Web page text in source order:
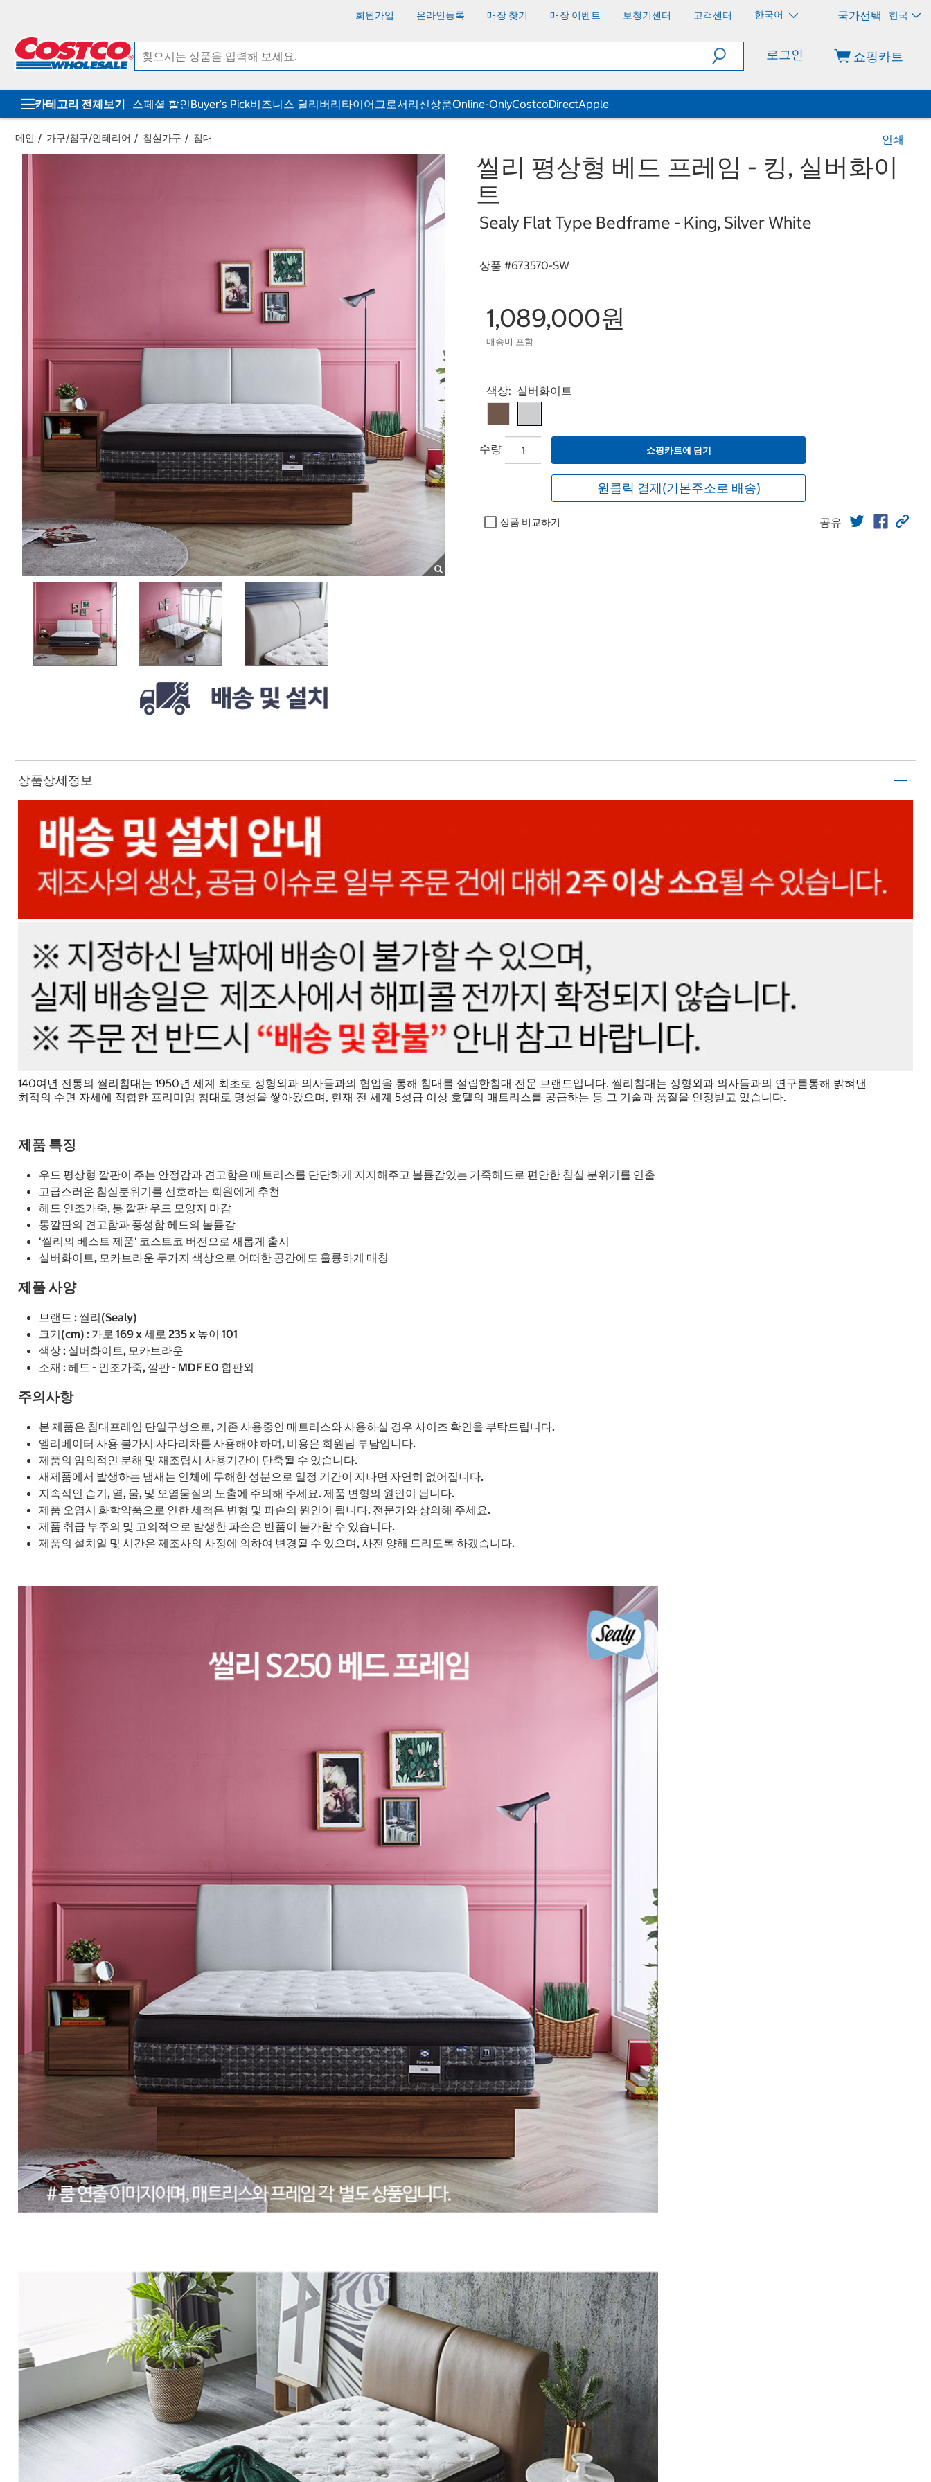
회원가입 온라인등록 매장 찾기 매장 이벤트 보청기센터 고객센터 한국어 한국
로그인 쇼핑카트
카테고리 전체보기 스페셜 할인Buyer's Pick비즈니스 딜리버리타이어그로서리신상품Online-OnlyCostcoDirectApple
메인 가구/침구/인테리어 침실가구 침대 인쇄
씰리 평상형 베드 프레임 - 킹, 실버화이
트
Sealy Flat Type Bedframe - King, Silver White
상품 #673570-SW
1,089,000원
배송비 포함
Select product
색상: 실버화이트
수량 쇼핑카트에 담기
원클릭 결제(기본주소로 배송)
상품 비교하기 공유
상품상세정보
140여년 전통의 씰리침대는 1950년 세계 최초로 정형외과 의사들과의 협업을 통해 침대를 설립한침대 전문 브랜드입니다. 씰리침대는 정형외과 의사들과의 연구를통해 밝혀낸
최적의 수면 자세에 적합한 프리미엄 침대로 명성을 쌓아왔으며, 현재 전 세계 5성급 이상 호텔의 매트리스를 공급하는 등 그 기술과 품질을 인정받고 있습니다.
제품 특징
우드 평상형 깔판이 주는 안정감과 견고함은 매트리스를 단단하게 지지해주고 볼륨감있는 가죽헤드로 편안한 침실 분위기를 연출
고급스러운 침실분위기를 선호하는 회원에게 추천
헤드 인조가죽, 통 깔판 우드 모양지 마감
통깔판의 견고함과 풍성함 헤드의 볼륨감
'씰리의 베스트 제품' 코스트코 버전으로 새롭게 출시
실버화이트, 모카브라운 두가지 색상으로 어떠한 공간에도 훌륭하게 매칭
제품 사양
브랜드 : 씰리(Sealy)
크기(cm) : 가로 169 x 세로 235 x 높이 101
색상 : 실버화이트, 모카브라운
소재 : 헤드 - 인조가죽, 깔판 - MDF E0 합판외
주의사항
본 제품은 침대프레임 단일구성으로, 기존 사용중인 매트리스와 사용하실 경우 사이즈 확인을 부탁드립니다.
엘리베이터 사용 불가시 사다리차를 사용해야 하며, 비용은 회원님 부담입니다.
제품의 임의적인 분해 및 재조립시 사용기간이 단축될 수 있습니다.
새제품에서 발생하는 냄새는 인체에 무해한 성분으로 일정 기간이 지나면 자연히 없어집니다.
지속적인 습기, 열, 물, 및 오염물질의 노출에 주의해 주세요. 제품 변형의 원인이 됩니다.
제품 오염시 화학약품으로 인한 세척은 변형 및 파손의 원인이 됩니다. 전문가와 상의해 주세요.
제품 취급 부주의 및 고의적으로 발생한 파손은 반품이 불가할 수 있습니다.
제품의 설치일 및 시간은 제조사의 사정에 의하여 변경될 수 있으며, 사전 양해 드리도록 하겠습니다.